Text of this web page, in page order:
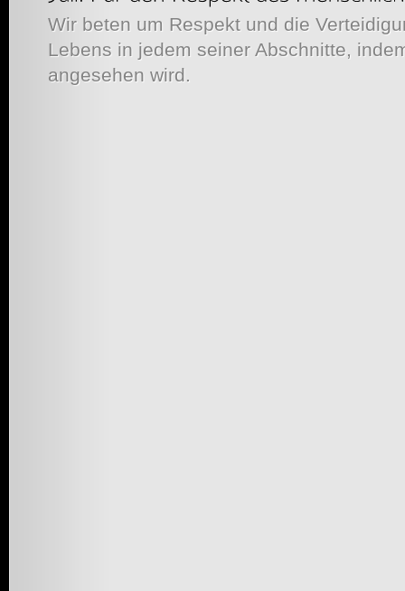
Wir beten um Respekt und die
Lebens in jedem seiner Abschnitte,
angesehen wird.